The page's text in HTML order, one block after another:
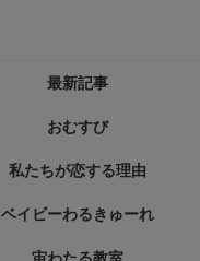
最新記事
おむすび
私たちが恋する理由
ベイビーわるきゅーれ